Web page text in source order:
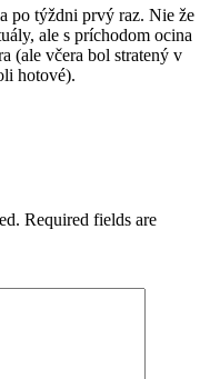
po týždni prvý raz. Nie že
ale s príchodom ocina
(ale včera bol stratený v
hotové).
Required fields are